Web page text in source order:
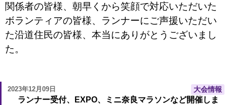
関係者の皆様、朝早くから笑顔で対応いただいた
ボランティアの皆様、ランナーにご声援いただい
た沿道住民の皆様、本当にありがとうございまし
た。
2023年12月09日 大会情報
ランナー受付、EXPO、ミニ奈良マラソンなど開催しま